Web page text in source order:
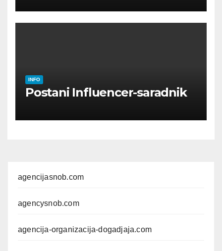
INFO
Postani Influencer-saradnik
agencijasnob.com
agencysnob.com
agencija-organizacija-dogadjaja.com